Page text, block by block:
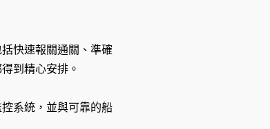
快速報關通關、準確
到精心安排。
系統，並與可靠的船